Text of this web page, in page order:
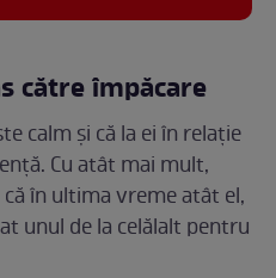
către împăcare
calm și că la ei în relație
Cu atât mai mult,
în ultima vreme atât el,
unul de la celălalt pentru